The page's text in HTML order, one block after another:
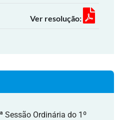
Ver resolução:
Sessão Ordinária do 1º